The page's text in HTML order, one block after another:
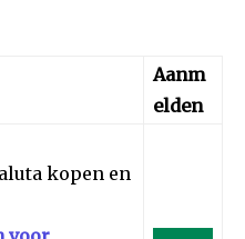
Aanm
elden
kopen en